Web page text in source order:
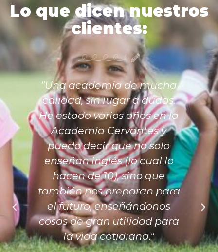
Lo que dicen nuestros
clientes:
"Una academia de mucha
calidad, sin lugar a dudas.
He estado varios años en la
Academia Cervantes y
puedo decir que no solo
enseñan inglés (lo cual lo
hacen de 10), sino que
también nos preparan para
el futuro, enseñándonos
cosas de gran utilidad para
la vida cotidiana."